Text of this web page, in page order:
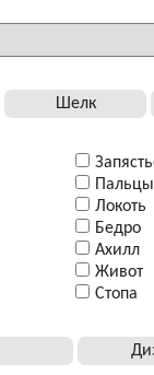
Шелк
Пальцы
Локоть
Бедро
Ахилл
Живот
Стопа